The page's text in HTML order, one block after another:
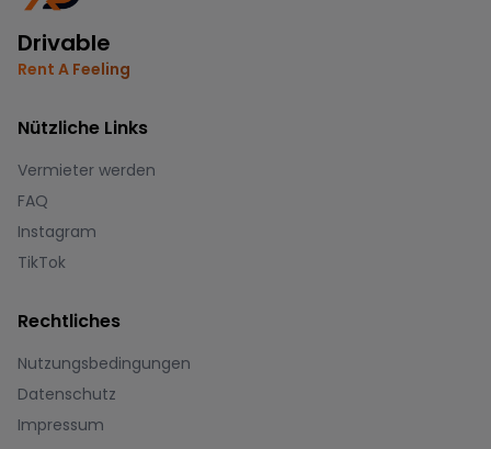
Drivable
Rent A Feeling
Nützliche Links
Vermieter werden
FAQ
Instagram
TikTok
Rechtliches
Nutzungsbedingungen
Datenschutz
Impressum